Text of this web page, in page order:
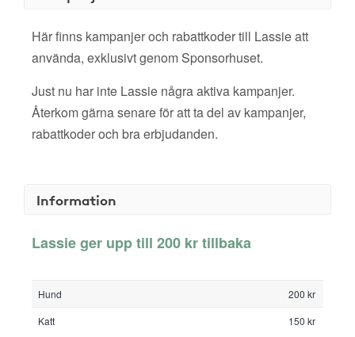
Här finns kampanjer och rabattkoder till Lassie att
använda, exklusivt genom Sponsorhuset.
Just nu har inte Lassie några aktiva kampanjer.
Återkom gärna senare för att ta del av kampanjer,
rabattkoder och bra erbjudanden.
Information
Lassie ger upp till 200 kr tillbaka
Hund
200 kr
Katt
150 kr